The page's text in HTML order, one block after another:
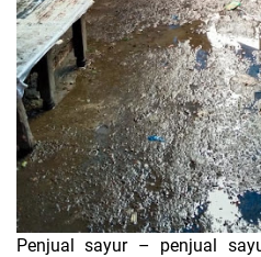
Penjual sayur – penjual